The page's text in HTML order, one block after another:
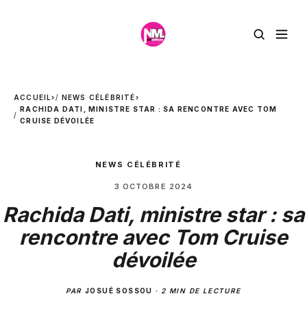
ACCUEIL› NEWS CÉLÉBRITÉ›
RACHIDA DATI, MINISTRE STAR : SA RENCONTRE AVEC TOM
CRUISE DÉVOILÉE
NEWS CÉLÉBRITÉ
3 OCTOBRE 2024
Rachida Dati, ministre star : sa
rencontre avec Tom Cruise
dévoilée
PARJOSUÉ SOSSOU · 2 MIN DE LECTURE